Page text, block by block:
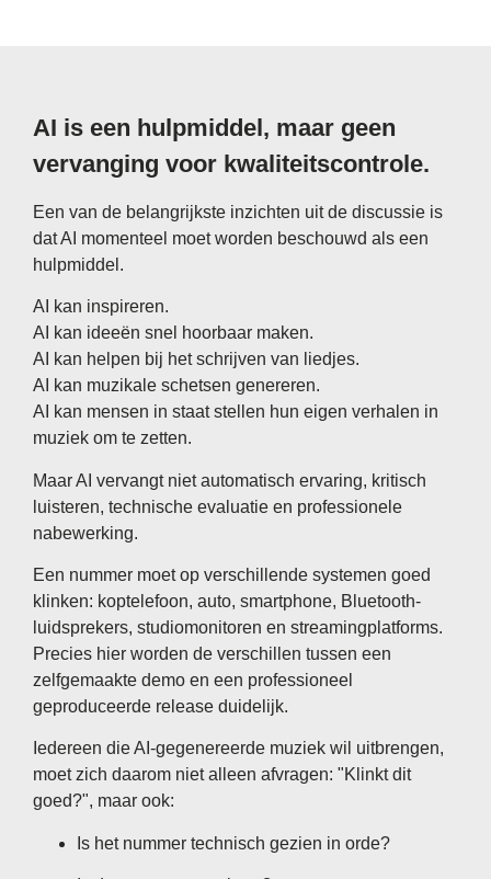
AI is een hulpmiddel, maar geen
vervanging voor kwaliteitscontrole.
Een van de belangrijkste inzichten uit de discussie is
dat AI momenteel moet worden beschouwd als een
hulpmiddel.
AI kan inspireren.
AI kan ideeën snel hoorbaar maken.
AI kan helpen bij het schrijven van liedjes.
AI kan muzikale schetsen genereren.
AI kan mensen in staat stellen hun eigen verhalen in
muziek om te zetten.
Maar AI vervangt niet automatisch ervaring, kritisch
luisteren, technische evaluatie en professionele
nabewerking.
Een nummer moet op verschillende systemen goed
klinken: koptelefoon, auto, smartphone, Bluetooth-
luidsprekers, studiomonitoren en streamingplatforms.
Precies hier worden de verschillen tussen een
zelfgemaakte demo en een professioneel
geproduceerde release duidelijk.
Iedereen die AI-gegenereerde muziek wil uitbrengen,
moet zich daarom niet alleen afvragen: "Klinkt dit
goed?", maar ook:
Is het nummer technisch gezien in orde?